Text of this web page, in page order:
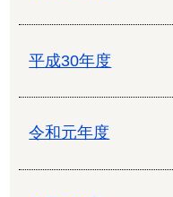
平成30年度
令和元年度